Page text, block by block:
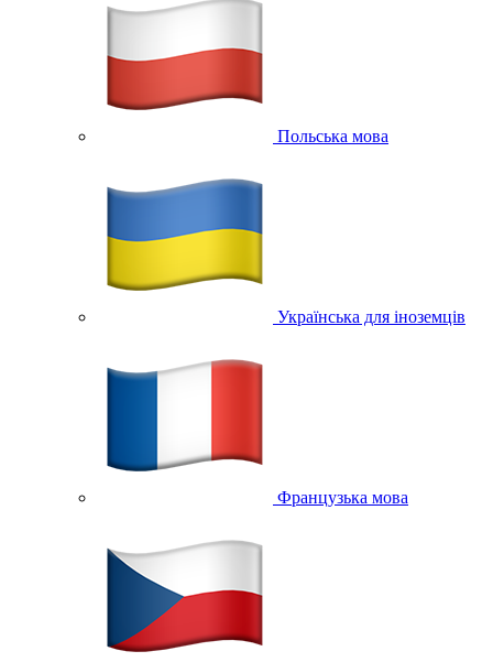
Польська мова
Українська для іноземців
Французька мова